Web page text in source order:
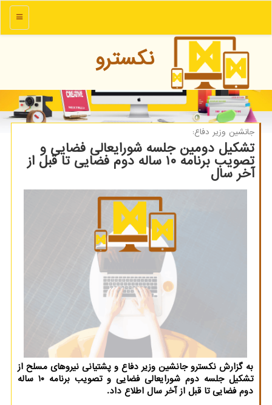
منو
نكسترو
جانشین وزیر دفاع:
تشکیل دومین جلسه شورایعالی فضایی و
تصویب برنامه ۱۰ ساله دوم فضایی تا قبل از
آخر سال
به گزارش نکسترو جانشین وزیر دفاع و پشتیانی نیروهای مسلح از
تشکیل جلسه دوم شورایعالی فضایی و تصویب برنامه ۱۰ ساله
دوم فضایی تا قبل از آخر سال اطلاع داد.